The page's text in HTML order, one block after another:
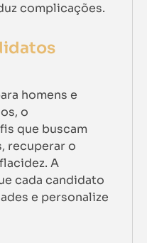
complicações.
homens e
o
que buscam
recuperar o
A
cada candidato
e personalize